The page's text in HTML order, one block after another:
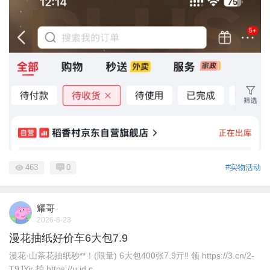
#实物活动
463 0
耀哥
2026-6-23
漫花抽纸好价车6大包7.9
漫花·山茶花抽纸秒**！(限量) 6大包400张7.9亓‼ 领 https://3.cn/2-